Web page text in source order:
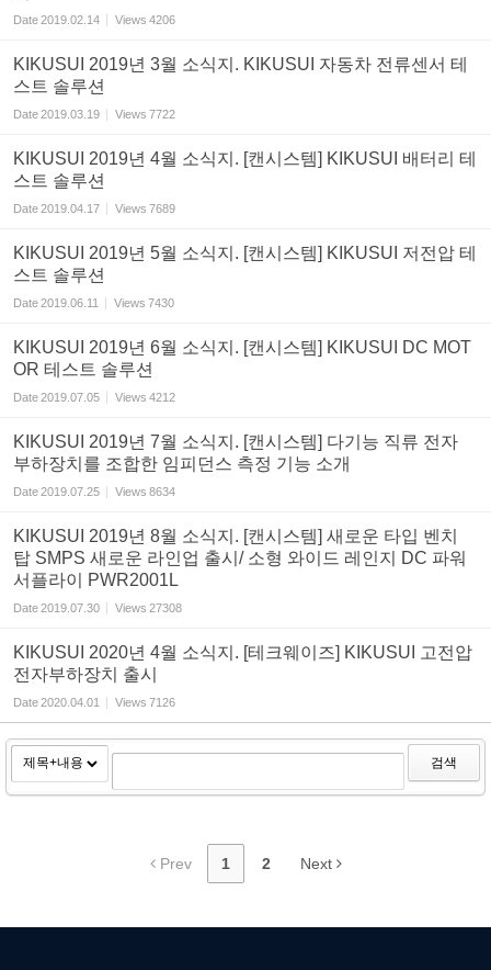
Date2019.02.14 Views 4206
KIKUSUI 2019년 3월 소식지. KIKUSUI 자동차 전류센서 테
스트 솔루션
Date2019.03.19 Views 7722
KIKUSUI 2019년 4월 소식지. [캔시스템] KIKUSUI 배터리 테
스트 솔루션
Date2019.04.17 Views 7689
KIKUSUI 2019년 5월 소식지. [캔시스템] KIKUSUI 저전압 테
스트 솔루션
Date2019.06.11 Views 7430
KIKUSUI 2019년 6월 소식지. [캔시스템] KIKUSUI DC MOT
OR 테스트 솔루션
Date2019.07.05 Views 4212
KIKUSUI 2019년 7월 소식지. [캔시스템] 다기능 직류 전자
부하장치를 조합한 임피던스 측정 기능 소개
Date2019.07.25 Views 8634
KIKUSUI 2019년 8월 소식지. [캔시스템] 새로운 타입 벤치
탑 SMPS 새로운 라인업 출시/ 소형 와이드 레인지 DC 파워
서플라이 PWR2001L
Date2019.07.30 Views 27308
KIKUSUI 2020년 4월 소식지. [테크웨이즈] KIKUSUI 고전압
전자부하장치 출시
Date2020.04.01 Views 7126
검색
Prev 1 2 Next